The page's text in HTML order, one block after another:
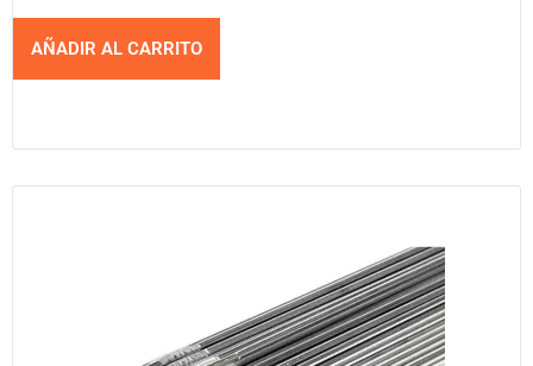
AÑADIR AL CARRITO